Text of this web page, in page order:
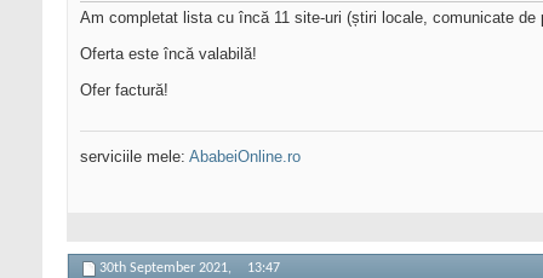
Am completat lista cu încă 11 site-uri (știri locale, comunicate de
Oferta este încă valabilă!
Ofer factură!
serviciile mele: AbabeiOnline.ro
30th September 2021, 13:47